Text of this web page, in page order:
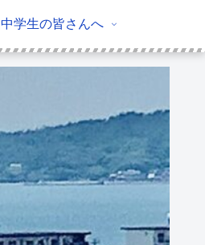
中学生の皆さんへ